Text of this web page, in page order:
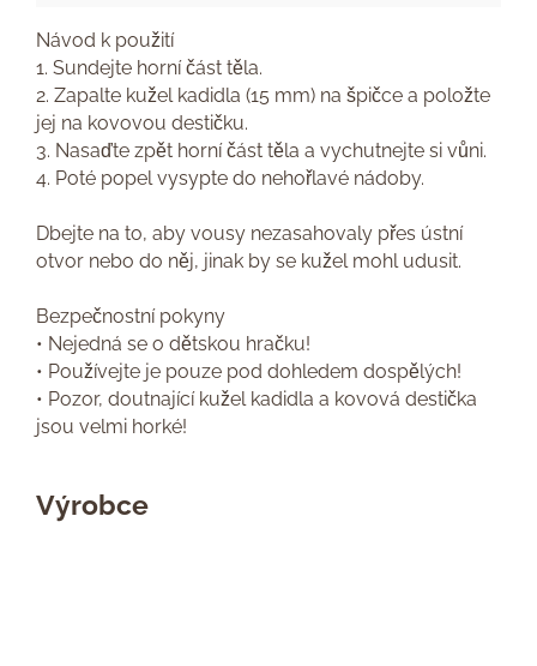
Návod k použití
1. Sundejte horní část těla.
2. Zapalte kužel kadidla (15 mm) na špičce a položte
jej na kovovou destičku.
3. Nasaďte zpět horní část těla a vychutnejte si vůni.
4. Poté popel vysypte do nehořlavé nádoby.
Dbejte na to, aby vousy nezasahovaly přes ústní
otvor nebo do něj, jinak by se kužel mohl udusit.
Bezpečnostní pokyny
• Nejedná se o dětskou hračku!
• Používejte je pouze pod dohledem dospělých!
• Pozor, doutnající kužel kadidla a kovová destička
jsou velmi horké!
Výrobce